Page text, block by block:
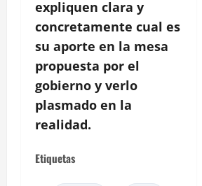
expliquen clara y
concretamente cual es
su aporte en la mesa
propuesta por el
gobierno y verlo
plasmado en la
realidad.
Etiquetas